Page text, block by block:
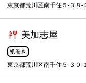
東京都荒川区南千住５-３８-
美加志屋
紙巻き
東京都荒川区南千住５-３０-